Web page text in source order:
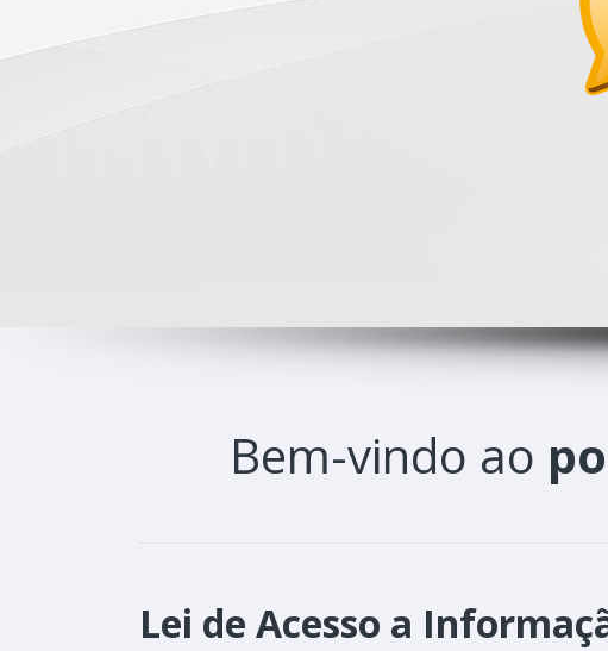
Bem-vindo ao
Lei de Acesso a